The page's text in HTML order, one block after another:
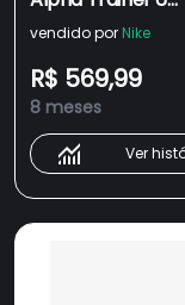
Masculino
vendido por Nike
R$ 569,99
8 meses
Ver